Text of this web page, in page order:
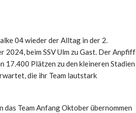
04 wieder der Alltag in der 2.
2024, beim SSV Ulm zu Gast. Der Anpfiff
Plätzen zu den kleineren Stadien
die ihr Team lautstark
Team Anfang Oktober übernommen